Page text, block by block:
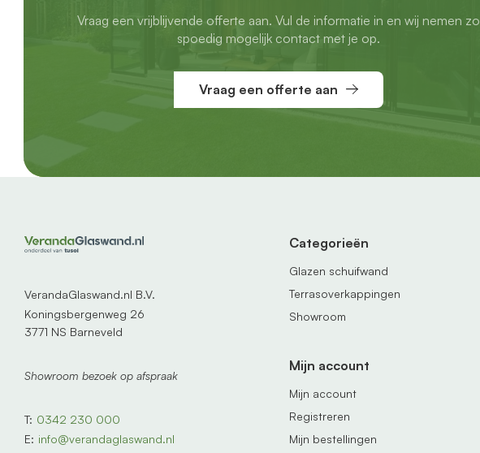
Vraag een vrijblijvende offerte aan. Vul de informatie in en wij nemen zo
spoedig mogelijk contact met je op.
Vraag een offerte aan
VerandaGlaswand.nl B.V.
Koningsbergenweg 26
3771 NS Barneveld
Showroom bezoek op afspraak
T: 0342 230 000
E: info@verandaglaswand.nl
Categorieën
Glazen schuifwand
Terrasoverkappingen
Showroom
Mijn account
Mijn account
Registreren
Mijn bestellingen